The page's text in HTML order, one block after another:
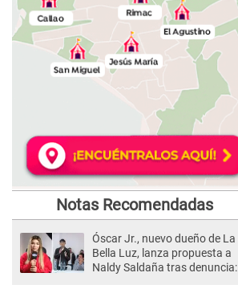
Notas Recomendadas
Óscar Jr., nuevo dueño de La
Bella Luz, lanza propuesta a
Naldy Saldaña tras denuncia: